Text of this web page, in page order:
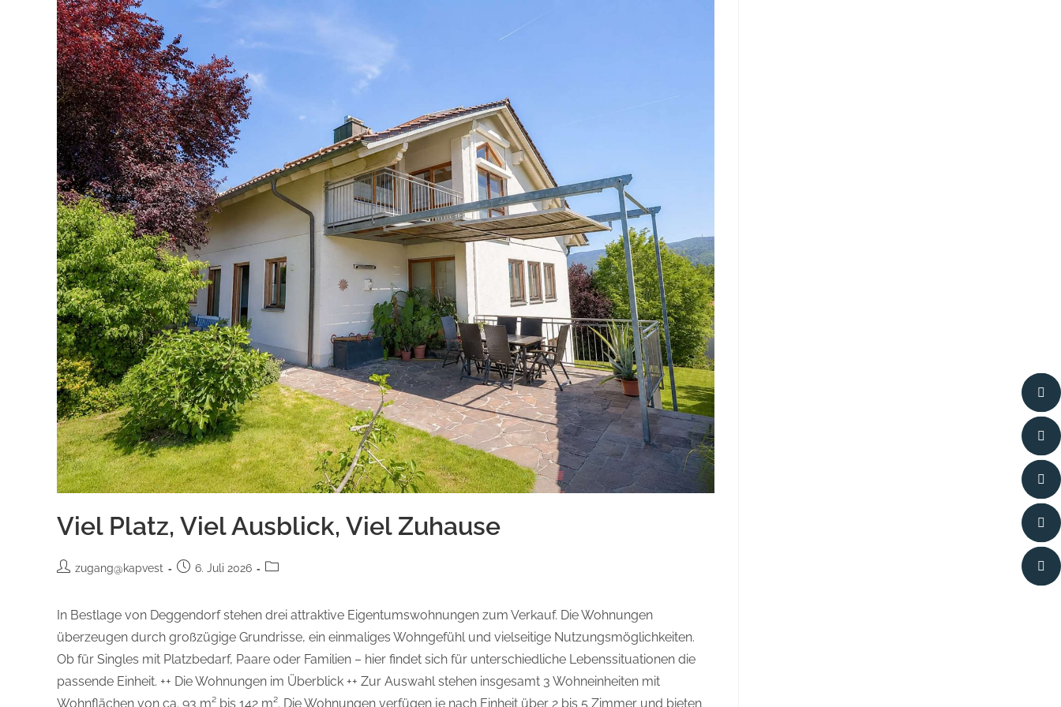
Viel Platz, Viel Ausblick, Viel Zuhause
zugang@kapvest 6. Juli 2026
In Bestlage von Deggendorf stehen drei attraktive Eigentumswohnungen zum Verkauf. Die Wohnungen
überzeugen durch großzügige Grundrisse, ein einmaliges Wohngefühl und vielseitige Nutzungsmöglichkeiten.
Ob für Singles mit Platzbedarf, Paare oder Familien – hier findet sich für unterschiedliche Lebenssituationen die
passende Einheit. ++ Die Wohnungen im Überblick ++ Zur Auswahl stehen insgesamt 3 Wohneinheiten mit
Wohnflächen von ca. 93 m² bis 142 m². Die Wohnungen verfügen je nach Einheit über 2 bis 5 Zimmer und bieten